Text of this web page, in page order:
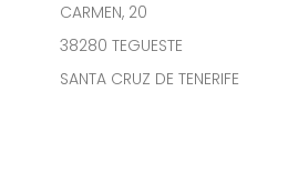
CARMEN, 20
38280 TEGUESTE
SANTA CRUZ DE TENERIFE